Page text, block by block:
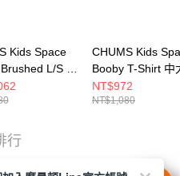
Kids Space
L/S T-
童 長袖上衣
CHUMS Kids
Booby T-Shirt 中
短袖上衣 米灰色
CH211356G057
NT$972
NT$1,080
行